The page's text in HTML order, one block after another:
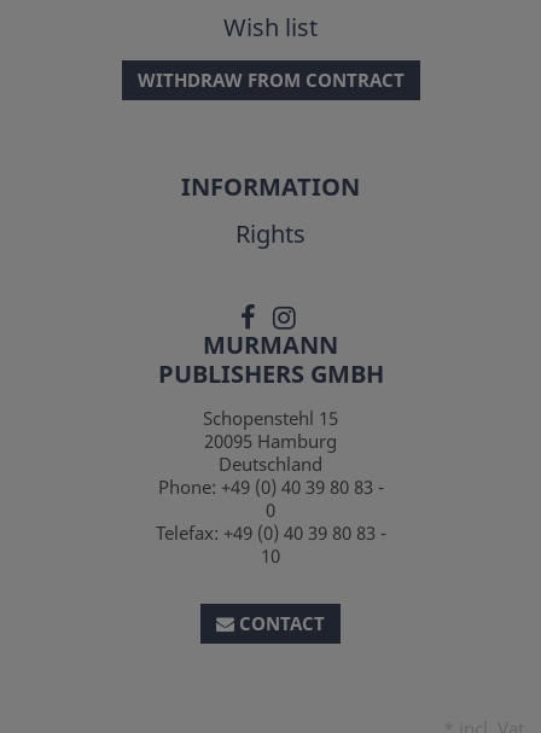
Wish list
WITHDRAW FROM CONTRACT
INFORMATION
Rights
MURMANN
PUBLISHERS GMBH
Schopenstehl 15
20095 Hamburg
Deutschland
Phone: +49 (0) 40 39 80 83 -
0
Telefax: +49 (0) 40 39 80 83 -
10
CONTACT